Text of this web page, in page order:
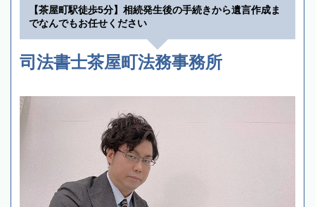
【茶屋町駅徒歩5分】相続発生後の手続きから遺言作成ま
でなんでもお任せください
司法書士茶屋町法務事務所